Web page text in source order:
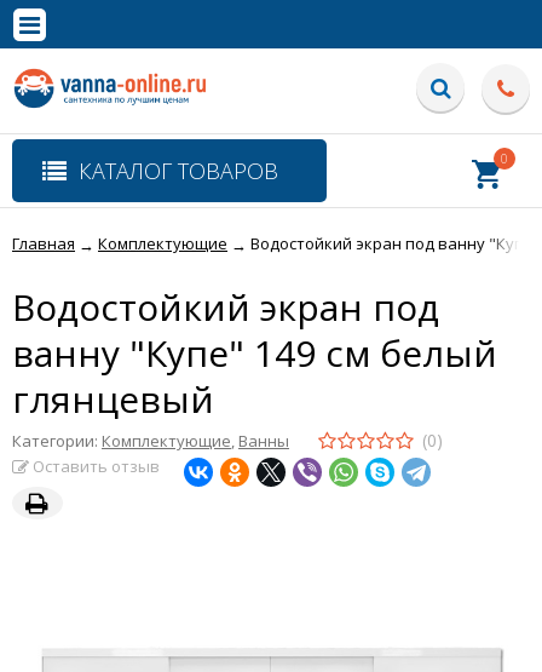
Полная версия сайта
КАТАЛОГ ТОВАРОВ 0
Главная → Комплектующие → Водостойкий экран под ванну
Водостойкий экран под
ванну "Купе" 149 см белый
глянцевый
Категории: Комплектующие, Ванны (0)
Оставить отзыв